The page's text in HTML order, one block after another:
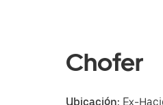
Chofer
Ubicación: Ex-